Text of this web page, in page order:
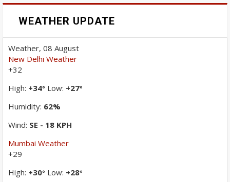
WEATHER UPDATE
Weather, 08 August
New Delhi Weather
+32
High: +34° Low: +27°
Humidity: 62%
Wind: SE - 18 KPH
Mumbai Weather
+29
High: +30° Low: +28°